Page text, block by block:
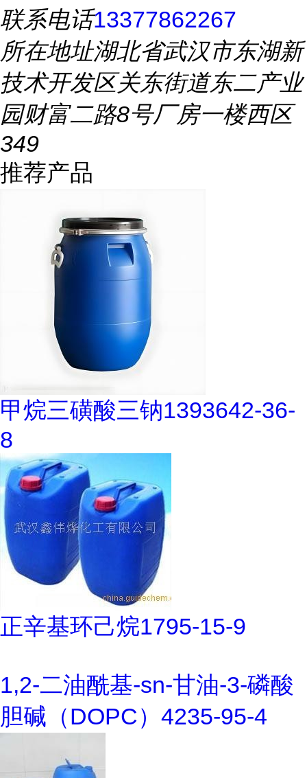
联系电话13377862267
所在地址湖北省武汉市东湖新
技术开发区关东街道东二产业
园财富二路8号厂房一楼西区
349
推荐产品
甲烷三磺酸三钠1393642-36-
8
正辛基环己烷1795-15-9
1,2-二油酰基-sn-甘油-3-磷酸
胆碱（DOPC）4235-95-4